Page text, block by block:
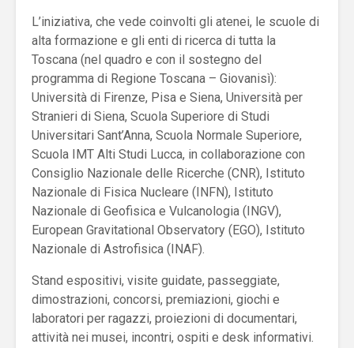
L’iniziativa, che vede coinvolti gli atenei, le scuole di
alta formazione e gli enti di ricerca di tutta la
Toscana (nel quadro e con il sostegno del
programma di Regione Toscana – Giovanisì):
Università di Firenze, Pisa e Siena, Università per
Stranieri di Siena, Scuola Superiore di Studi
Universitari Sant’Anna, Scuola Normale Superiore,
Scuola IMT Alti Studi Lucca, in collaborazione con
Consiglio Nazionale delle Ricerche (CNR), Istituto
Nazionale di Fisica Nucleare (INFN), Istituto
Nazionale di Geofisica e Vulcanologia (INGV),
European Gravitational Observatory (EGO), Istituto
Nazionale di Astrofisica (INAF).
Stand espositivi, visite guidate, passeggiate,
dimostrazioni, concorsi, premiazioni, giochi e
laboratori per ragazzi, proiezioni di documentari,
attività nei musei, incontri, ospiti e desk informativi.